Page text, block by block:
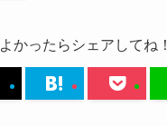
よかったらシェアしてね！